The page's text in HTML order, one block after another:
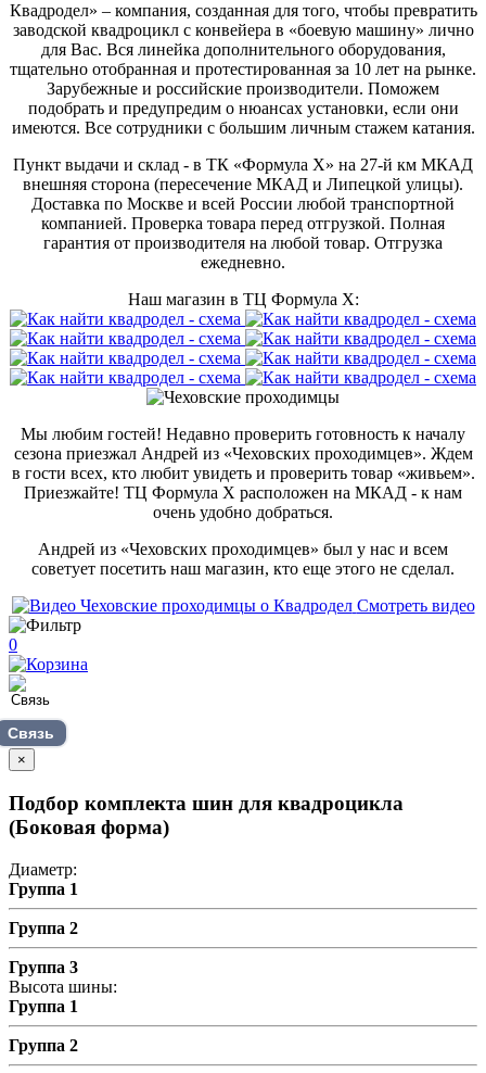
Квадродел» – компания, созданная для того, чтобы превратить
заводской квадроцикл с конвейера в «боевую машину» лично
для Вас. Вся линейка дополнительного оборудования,
тщательно отобранная и протестированная за 10 лет на рынке.
Зарубежные и российские производители. Поможем
подобрать и предупредим о нюансах установки, если они
имеются. Все сотрудники с большим личным стажем катания.
Пункт выдачи и склад - в ТК «Формула X» на 27-й км МКАД
внешняя сторона (пересечение МКАД и Липецкой улицы).
Доставка по Москве и всей России любой транспортной
компанией. Проверка товара перед отгрузкой. Полная
гарантия от производителя на любой товар. Отгрузка
ежедневно.
Наш магазин в ТЦ Формула Х:
Мы любим гостей! Недавно проверить готовность к началу
сезона приезжал Андрей из «Чеховских проходимцев». Ждем
в гости всех, кто любит увидеть и проверить товар «живьем».
Приезжайте! ТЦ Формула Х расположен на МКАД - к нам
очень удобно добраться.
Андрей из «Чеховских проходимцев» был у нас и всем
советует посетить наш магазин, кто еще этого не сделал.
Смотреть видео
0
Связь
×
Подбор комплекта шин для квадроцикла
(Боковая форма)
Диаметр:
Группа 1
Группа 2
Группа 3
Высота шины:
Группа 1
Группа 2